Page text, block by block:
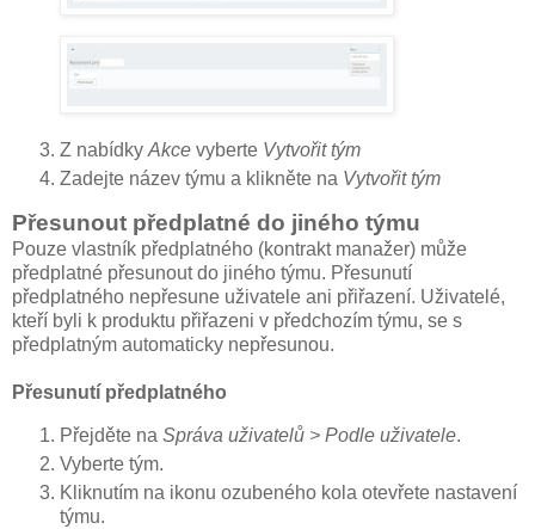
Z nabídky Akce vyberte Vytvořit tým
Zadejte název týmu a klikněte na Vytvořit tým
Přesunout předplatné do jiného týmu
Pouze vlastník předplatného (kontrakt manažer) může
předplatné přesunout do jiného týmu. Přesunutí
předplatného nepřesune uživatele ani přiřazení. Uživatelé,
kteří byli k produktu přiřazeni v předchozím týmu, se s
předplatným automaticky nepřesunou.
Přesunutí předplatného
Přejděte na Správa uživatelů > Podle uživatele.
Vyberte tým.
Kliknutím na ikonu ozubeného kola otevřete nastavení
týmu.